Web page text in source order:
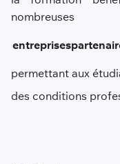
nombreuses
entreprises
permettant aux
des conditions